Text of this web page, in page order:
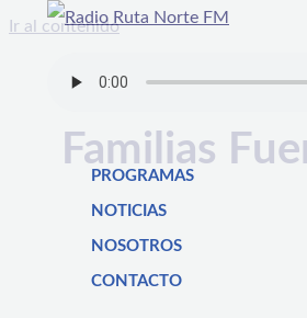
Ir al contenido
PROGRAMAS
NOTICIAS
NOSOTROS
CONTACTO
Familias